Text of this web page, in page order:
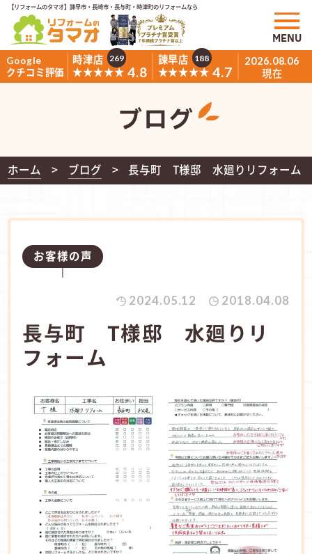
【リフォームのタマオ】諫早市・長崎市・長与町・時津町のリフォームなら
Google
クチコミ評価
時津店
★★★★★ 4.8
269
諫早店
★★★★★ 4.7
188 2026.08.06
現在
MENU
ブログ
ホーム ブログ 長与町 T様邸 水廻りリフォーム
お客様の声
2024.05.12 2018.04.08
長与町 T様邸 水廻りリ
フォーム